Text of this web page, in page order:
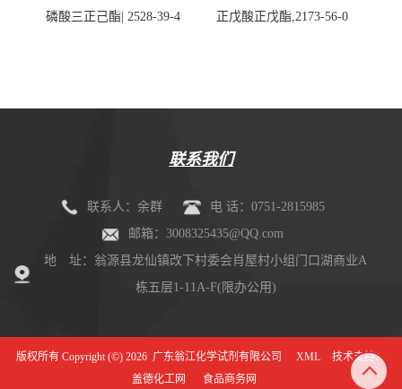
磷酸三正己酯| 2528-39-4 正戊酸正戊酯,2173-56-0
联系我们
联系人：余群
电 话：0751-2815985
邮箱：3008325435@QQ.com
地 址：翁源县龙仙镇改下村委会肖屋村小组门口湖商业A
栋五层1-11A-F(限办公用)
版权所有 Copyright (©) 2026 广东翁江化学试剂有限公司 XML
技术支持：
盖德化工网
食品商务网